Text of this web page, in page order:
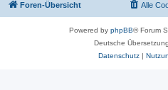
Foren-Übersicht Alle
Powered by phpBB® Forum
Deutsche
Datenschutz|